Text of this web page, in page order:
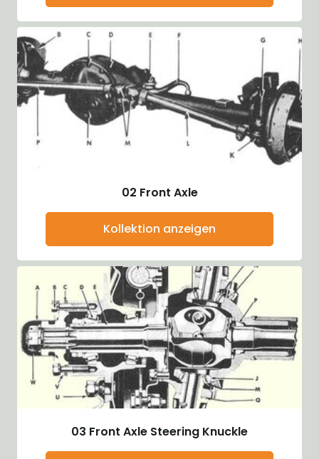
02 Front Axle
Kollektion anzeigen
03 Front Axle Steering Knuckle